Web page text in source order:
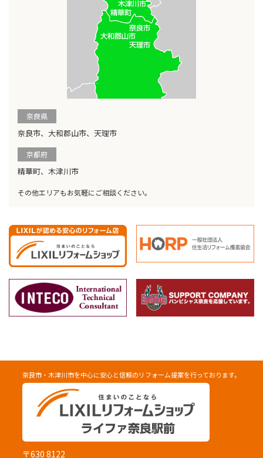
奈良県
奈良市、大和郡山市、天理市
京都府
精華町、木津川市
その他エリアもお気軽にご相談ください。
奈良市・木津川市を中心に安心と信頼のリフォーム提案を行っております。
〒630 8122